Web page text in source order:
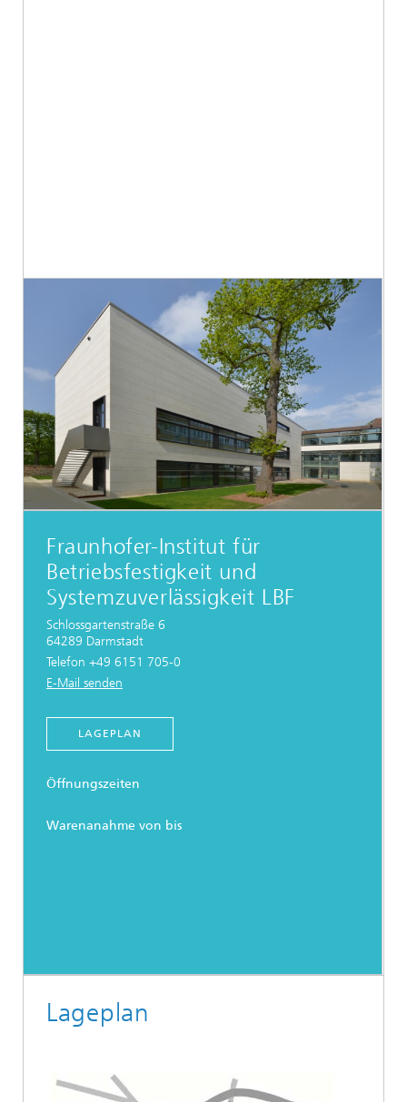
Fraunhofer-Institut für
Betriebsfestigkeit und
Systemzuverlässigkeit LBF
Schlossgartenstraße 6
64289 Darmstadt
Telefon +49 6151 705-0
E-Mail senden
LAGEPLAN
Öffnungszeiten
Warenanahme von bis
Lageplan